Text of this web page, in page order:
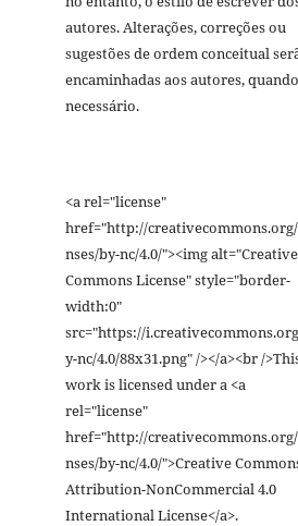
autores. Alterações, correções ou
sugestões de ordem conceitual
encaminhadas aos autores, quando
necessário.
<a rel="license"
href="http://
nses/by-nc/4.0/"><img alt="Creative
Commons License" style="border-
width:0"
src="https://
y-nc/4.0/88x31.png" /></a><br /
work is licensed under a <a
rel="license"
href="http://
nses/by-nc/4.0/">Creative
Attribution-NonCommercial 4.0
International License</a>.